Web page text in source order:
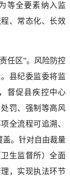
等全要素纳入监
、常态化、长效
任区”。风险防控
县纪委监委将监
督促县疾控中心
罚、强制等高风
全流程可追溯、
盖。针对自由裁量
生监督所）全面
，实现执法环节